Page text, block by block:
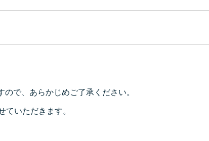
で、あらかじめご了承ください。
いただきます。